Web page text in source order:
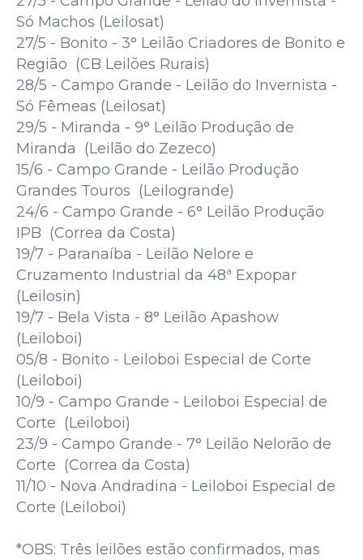
Só Machos (Leilosat)
27/5 - Bonito - 3° Leilão Criadores de Bonito e
Região (CB Leilões Rurais)
28/5 - Campo Grande - Leilão do Invernista -
Só Fêmeas (Leilosat)
29/5 - Miranda - 9° Leilão Produção de
Miranda (Leilão do Zezeco)
15/6 - Campo Grande - Leilão Produção
Grandes Touros (Leilogrande)
24/6 - Campo Grande - 6° Leilão Produção
IPB (Correa da Costa)
19/7 - Paranaíba - Leilão Nelore e
Cruzamento Industrial da 48ª Expopar
(Leilosin)
19/7 - Bela Vista - 8° Leilão Apashow
(Leiloboi)
05/8 - Bonito - Leiloboi Especial de Corte
(Leiloboi)
10/9 - Campo Grande - Leiloboi Especial de
Corte (Leiloboi)
23/9 - Campo Grande - 7° Leilão Nelorão de
Corte (Correa da Costa)
11/10 - Nova Andradina - Leiloboi Especial de
Corte (Leiloboi)
*OBS: Três leilões estão confirmados, mas